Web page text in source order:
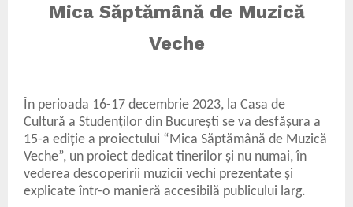
Mica Săptămână de Muzică
Veche
În perioada 16-17 decembrie 2023, la Casa de
Cultură a Studenților din București se va desfășura a
15-a ediție a proiectului “Mica Săptămână de Muzică
Veche”, un proiect dedicat tinerilor și nu numai, în
vederea descoperirii muzicii vechi prezentate și
explicate într-o manieră accesibilă publicului larg.